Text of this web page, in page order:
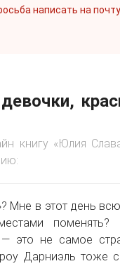
написать на почту
книгу «Юлия
Мне в этот день
это не самое
Дарниэль тоже